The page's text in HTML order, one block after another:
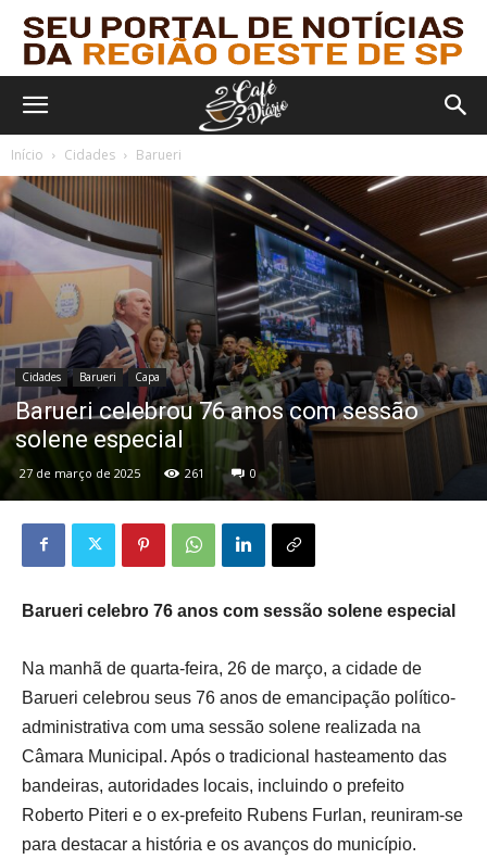
Início Cidades Barueri
Cidades Barueri Capa
Barueri celebrou 76 anos com sessão
solene especial
27 de março de 2025 261 0
Barueri celebro 76 anos com sessão solene especial
Na manhã de quarta-feira, 26 de março, a cidade de
Barueri celebrou seus 76 anos de emancipação político-
administrativa com uma sessão solene realizada na
Câmara Municipal. Após o tradicional hasteamento das
bandeiras, autoridades locais, incluindo o prefeito
Roberto Piteri e o ex-prefeito Rubens Furlan, reuniram-se
para destacar a história e os avanços do município.